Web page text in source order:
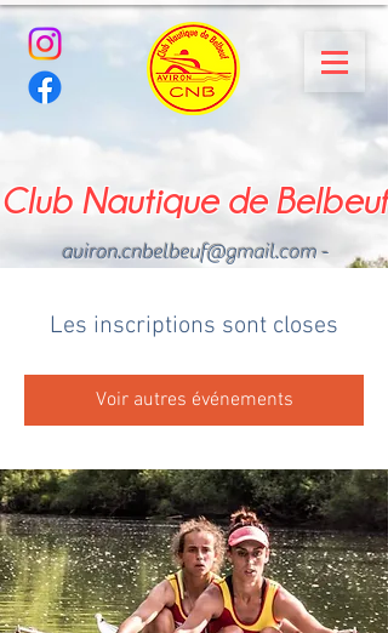
Club Nautique de Belbeuf
aviron.cnbelbeuf@gmail.com-
Les inscriptions sont closes
Voir autres événements